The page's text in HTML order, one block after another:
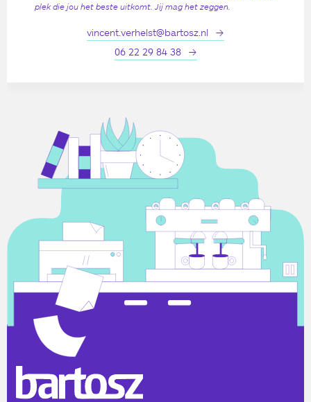
plek die jou het beste uitkomt. Jij mag het zeggen.
vincent.verhelst@bartosz.nl
06 22 29 84 38